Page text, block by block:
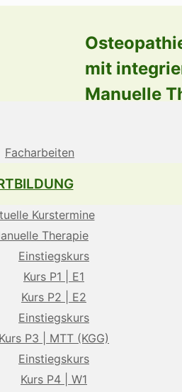
mit
Manuelle
Facharbeiten
Kurstermine
Therapie
Einstiegskurs
Kurs P1 | E1
Kurs P2 | E2
Einstiegskurs
Kurs P3 | MTT (KGG)
Einstiegskurs
Kurs P4 | W1